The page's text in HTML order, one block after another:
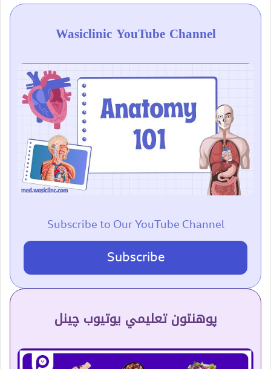
Wasiclinic YouTube Channel
Subscribe to Our YouTube Channel
Subscribe
پوهنتون تعلیمي یوتیوب چینل